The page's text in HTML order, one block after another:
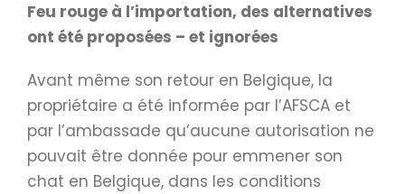
Feu rouge à l’importation, des alternatives
ont été proposées – et ignorées
Avant même son retour en Belgique, la
propriétaire a été informée par l’AFSCA et
par l’ambassade qu’aucune autorisation ne
pouvait être donnée pour emmener son
chat en Belgique, dans les conditions